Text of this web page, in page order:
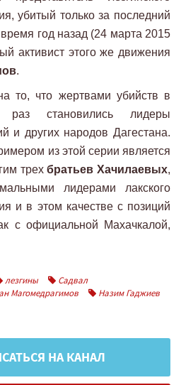
убитый только за последний
год назад (24 марта 2015
активист этого же движения
.
то, что жертвами убийств в
становились лидеры
и других народов Дагестана.
из этой серии является
трехбратьев Хачилаевых,
лидерами лакского
и в этом качестве с позиций
с официальной Махачкалой,
лезгины
Садвал
Магомедрагимов
Назим Гаджиев
НА КАНАЛ